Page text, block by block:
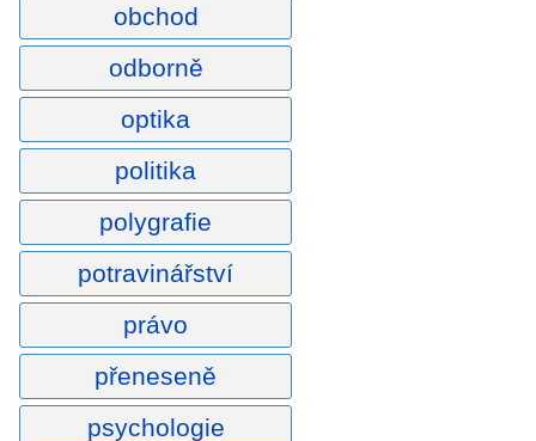
obchod
odborně
optika
politika
polygrafie
potravinářství
právo
přeneseně
psychologie